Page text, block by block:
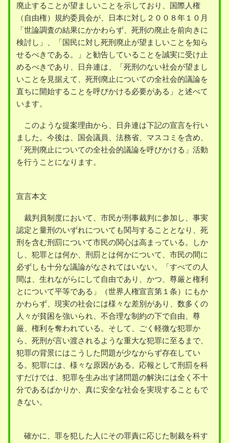
廃止することが望ましいことを示しており、国際人権
（自由権）規約委員会が、日本に対し２００８年１０月
「世論調査の結果にかかわらず、死刑の廃止を前向きに
検討し」、「国民に対し死刑廃止が望ましいことを知ら
せるべきである。」と勧告していることを誠実に受け止
めるべきであり、日弁連は、「死刑のない社会が望まし
いことを見据えて、死刑廃止についての全社会的議論を
直ちに開始することを呼びかける必要がある」と述べて
います。
このような提案理由から、日弁連は下記の宣言を行い
ました。今後は、国会議員、法務省、マスコミを含め、
「死刑廃止についての全社会的議論を呼びかける」活動
を行うことになります。
宣言本文
裁判員制度において、市民が刑事裁判に参加し、事実
認定と量刑のいずれについても関与することとなり、死
刑を含む刑罰について市民の関心は高まっている。しか
し、犯罪とは何か、刑罰とは何かについて、市民の間に
必ずしも十分な議論がなされてはいない。「すべての人
間は、生れながらにして自由であり、かつ、尊厳と権利
とについて平等である」（世界人権宣言第１条）にもか
かわらず、現実の社会には様々な差別があり、数多くの
人々が貧困を強いられ、不合理な制約の下で自由、尊
厳、権利を奪われている。そして、ごく軽微な犯罪か
ら、死刑が言い渡されるような重大な犯罪に至るまで、
犯罪の背景にはこうした問題が少なからず存在してい
る。犯罪には、様々な原因がある。応報として刑罰を科
すだけでは、犯罪を生み出す諸問題の解決には全く不十
分であるばかりか、真に安全な社会を実現することもで
きない。
確かに、罪を犯した人にその罪責に応じた制裁を科す